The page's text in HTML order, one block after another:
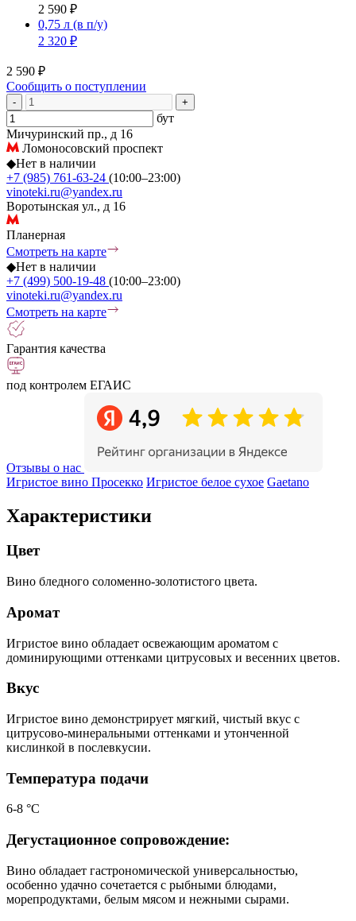
2 590 ₽
0,75 л (в п/у)
2 320 ₽
2 590 ₽
Сообщить о поступлении
- +
бут
Мичуринский пр., д 16
Ломоносовский проспект
◆Нет в наличии
+7 (985) 761-63-24 (10:00–23:00)
vinoteki.ru@yandex.ru
Воротынская ул., д 16
Планерная
Смотреть на карте
◆Нет в наличии
+7 (499) 500-19-48 (10:00–23:00)
vinoteki.ru@yandex.ru
Смотреть на карте
Гарантия качества
под контролем ЕГАИС
Отзывы о нас
Игристое вино Просекко Игристое белое сухое Gaetano
Характеристики
Цвет
Вино бледного соломенно-золотистого цвета.
Аромат
Игристое вино обладает освежающим ароматом с
доминирующими оттенками цитрусовых и весенних цветов.
Вкус
Игристое вино демонстрирует мягкий, чистый вкус с
цитрусово-минеральными оттенками и утонченной
кислинкой в послевкусии.
Температура подачи
6-8 °С
Дегустационное сопровождение:
Вино обладает гастрономической универсальностью,
особенно удачно сочетается с рыбными блюдами,
морепродуктами, белым мясом и нежными сырами.